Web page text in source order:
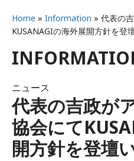
Home » Information » 代表の
KUSANAGIの海外展開方針を登
ニュース
代表の吉政が
協会にて
開方針を登壇